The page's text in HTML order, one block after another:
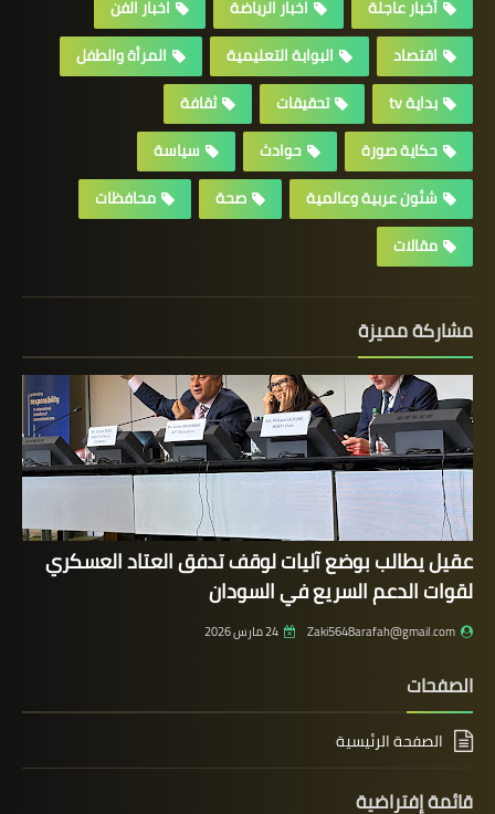
أخبار عاجلة اخبار الرياضة
اخبار الفن
اقتصاد
البوابة التعليمية
المرأة والطفل
بداية tv
تحقيقات
ثقافة
حكاية صورة
حوادث
سياسة
شئون عربية وعالمية
صحة
محافظات
مقالات
مشاركة مميزة
عقيل يطالب بوضع آليات لوقف تدفق العتاد العسكري
لقوات الدعم السريع في السودان
Zaki5648arafah@gmail.com 24 مارس 2026
الصفحات
الصفحة الرئيسية
قائمة إفتراضية